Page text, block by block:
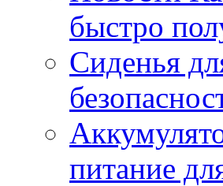
быстро
Сиденья
питание